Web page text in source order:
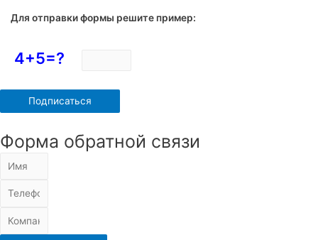
Для отправки формы решите пример:
4+5=?
Форма обратной связи